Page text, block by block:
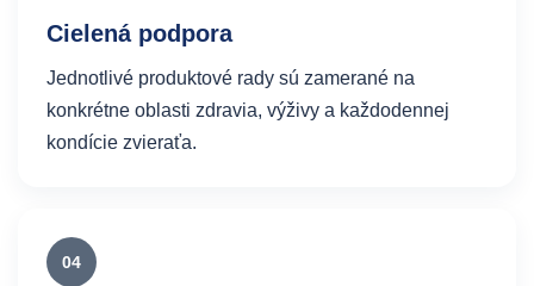
Cielená podpora
Jednotlivé produktové rady sú zamerané na
konkrétne oblasti zdravia, výživy a každodennej
kondície zvieraťa.
04